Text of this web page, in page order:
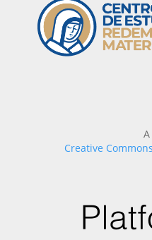
Creative